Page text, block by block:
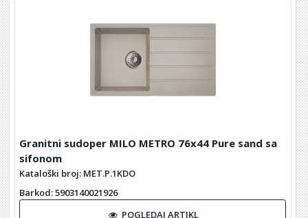
Granitni sudoper MILO METRO 76x44 Pure sand sa
sifonom
Kataloški broj: MET.P.1KDO
Barkod: 5903140021926
POGLEDAJ ARTIKL